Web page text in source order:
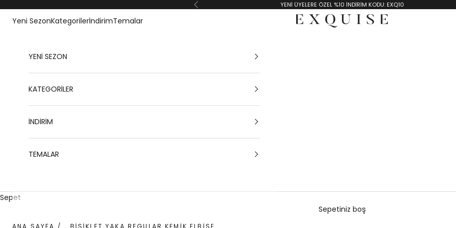
Geri YENİ ÜYELERE ÖZEL %10 İNDİRİM KODU: EXQ10
Exquise TR
Yeni SezonKategorilerİndirimTemalar
YENİ SEZON
KATEGORİLER
İNDİRİM
TEMALAR
Sepet
Sepetiniz boş
ANA SAYFA / BISIKLET YAKA REGULAR KEMIK ELBISE